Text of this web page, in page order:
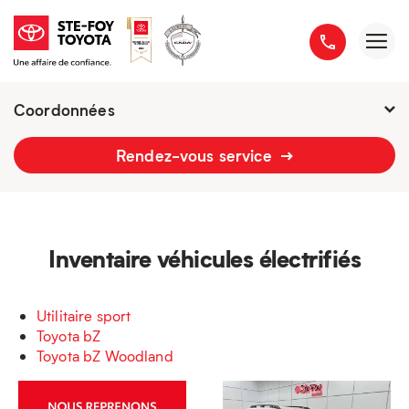
Coordonnées
Fermé : Ouverture-
Rendez-vous service
Inventaire véhicules électrifiés
Utilitaire sport
Toyota bZ
Toyota bZ Woodland